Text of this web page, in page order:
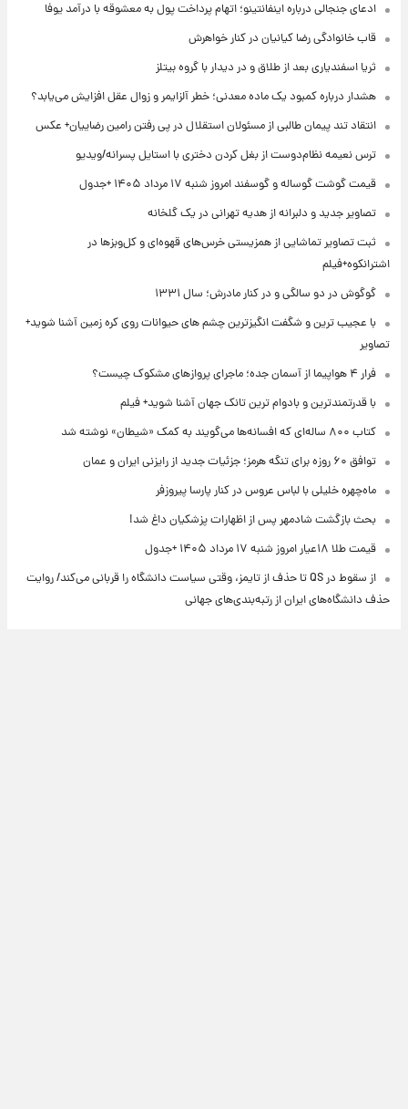
ادعای جنجالی درباره اینفانتینو؛ اتهام پرداخت پول به معشوقه با درآمد یوفا
قاب خانوادگی رضا کیانیان در کنار خواهرش
ثریا اسفندیاری بعد از طلاق و در دیدار با گروه بیتلز
هشدار درباره کمبود یک ماده معدنی؛ خطر آلزایمر و زوال عقل افزایش می‌یابد؟
انتقاد تند پیمان طالبی از مسئولان استقلال در پی رفتن رامین رضاییان+ عکس
ترس نعیمه نظام‌دوست از بغل کردن دختری با استایل پسرانه/ویدیو
قیمت گوشت گوساله و گوسفند امروز شنبه ۱۷ مرداد ۱۴۰۵ +جدول
تصاویر جدید و دلبرانه از هدیه تهرانی در یک گلخانه
ثبت تصاویر تماشایی از همزیستی خرس‌های قهوه‌ای و کل‌وبزها در
اشترانکوه+فیلم
گوگوش در دو سالگی و در کنار مادرش؛ سال ۱۳۳۱
با عجیب ترین و شگفت انگیزترین چشم های حیوانات روی کره زمین آشنا شوید+
تصاویر
فرار ۴ هواپیما از آسمان جده؛ ماجرای پروازهای مشکوک چیست؟
با قدرتمندترین و بادوام ترین تانک جهان آشنا شوید+ فیلم
کتاب ۸۰۰ ساله‌ای که افسانه‌ها می‌گویند به کمک «شیطان» نوشته شد
توافق ۶۰ روزه برای تنگه هرمز؛ جزئیات جدید از رایزنی ایران و عمان
ماه‌چهره خلیلی با لباس عروس در کنار پارسا پیروزفر
بحث بازگشت شادمهر پس از اظهارات پزشکیان داغ شد!
قیمت طلا ۱۸عیار امروز شنبه ۱۷ مرداد ۱۴۰۵ +جدول
از سقوط در QS تا حذف از تایمز، وقتی سیاست دانشگاه را قربانی می‌کند/ روایت
حذف دانشگاه‌های ایران از رتبه‌بندی‌های جهانی